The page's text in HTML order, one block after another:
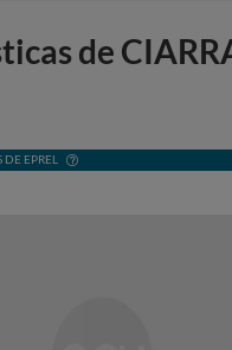
de
EPREL